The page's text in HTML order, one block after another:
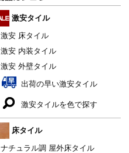
激安タイル
激安 床タイル
激安 内装タイル
激安 外壁タイル
出荷の早い激安タイル
激安タイルを色で探す
床タイル
ナチュラル調 屋外床タイル